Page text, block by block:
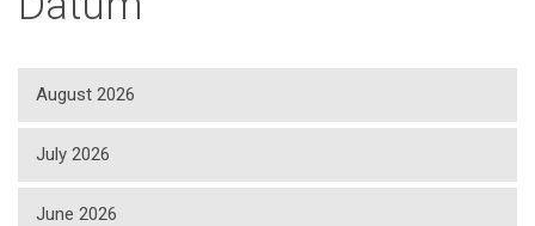
August 2026
July 2026
June 2026